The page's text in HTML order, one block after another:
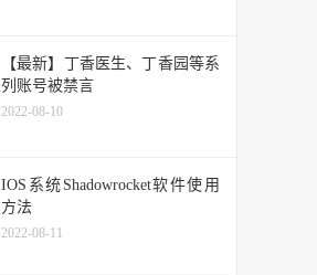
【最新】丁香医生、丁香园等系
列账号被禁言
2022-08-10
IOS系统Shadowrocket软件使用
方法
2022-08-11